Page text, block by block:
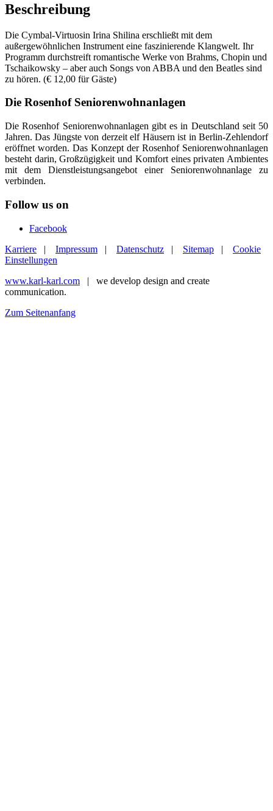
Beschreibung
Die Cymbal-Virtuosin Irina Shilina erschließt mit dem
außergewöhnlichen Instrument eine faszinierende Klangwelt. Ihr
Programm durchstreift romantische Werke von Brahms, Chopin und
Tschaikowsky – aber auch Songs von ABBA und den Beatles sind
zu hören. (€ 12,00 für Gäste)
Die Rosenhof Seniorenwohnanlagen
Die Rosenhof Seniorenwohnanlagen gibt es in Deutschland seit 50
Jahren. Das Jüngste von derzeit elf Häusern ist in Berlin-Zehlendorf
eröffnet worden. Das Konzept der Rosenhof Seniorenwohnanlagen
besteht darin, Großzügigkeit und Komfort eines privaten Ambientes
mit dem Dienstleistungsangebot einer Seniorenwohnanlage zu
verbinden.
Follow us on
Facebook
Karriere | Impressum | Datenschutz | Sitemap | Cookie
Einstellungen
www.karl-karl.com | we develop design and create
communication.
Zum Seitenanfang